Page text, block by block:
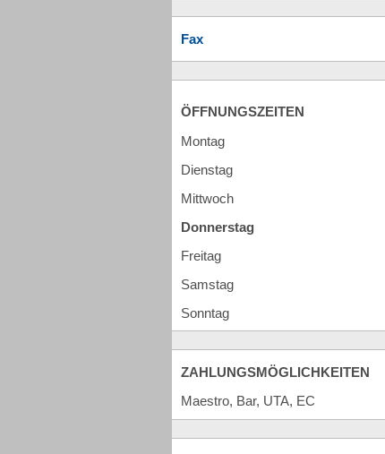
Fax
ÖFFNUNGSZEITEN
Montag
Dienstag
Mittwoch
Donnerstag
Freitag
Samstag
Sonntag
ZAHLUNGSMÖGLICHKEITEN
Maestro, Bar, UTA, EC